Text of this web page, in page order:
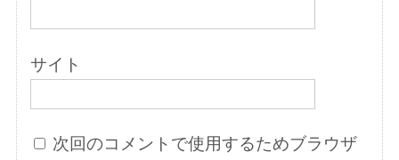
サイト
次回のコメントで使用するためブラウザ